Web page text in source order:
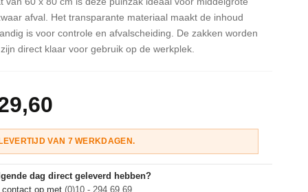
afval. Het transparante materiaal maakt de inhoud
is voor controle en afvalscheiding. De zakken worden
direct klaar voor gebruik op de werkplek.
VAN 7 WERKDAGEN.
dag direct geleverd hebben?
contact op met (0)10 - 294 69 69